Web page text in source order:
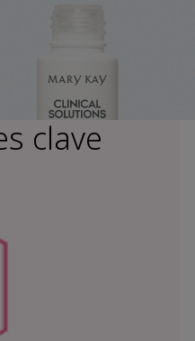
clave